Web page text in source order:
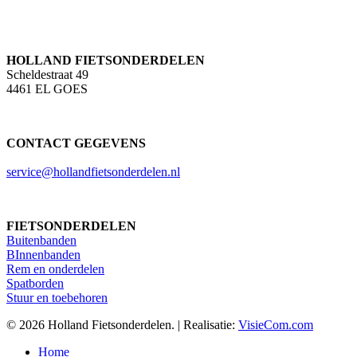
HOLLAND FIETSONDERDELEN
Scheldestraat 49
4461 EL GOES
CONTACT GEGEVENS
service@hollandfietsonderdelen.nl
FIETSONDERDELEN
Buitenbanden
BInnenbanden
Rem en onderdelen
Spatborden
Stuur en toebehoren
© 2026 Holland Fietsonderdelen. | Realisatie: VisieCom.com
Close
Home